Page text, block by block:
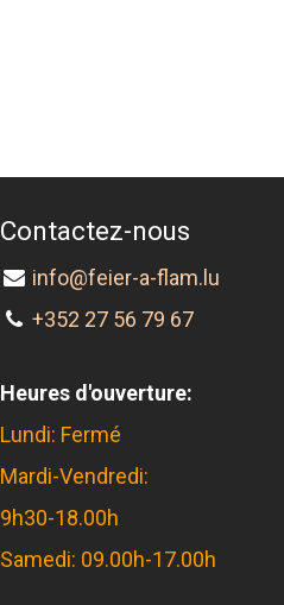
Contactez-nous
info@feier-a-flam.lu
+352 27 56 79 67
Heures d'ouverture:
Lundi: Fermé
Mardi-Vendredi:
9h30-18.00h
Samedi: 09.00h-17.00h